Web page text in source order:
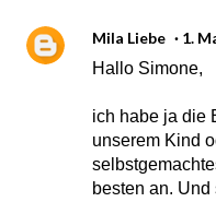
Mila Liebe
1.
Hallo Simone,
ich habe ja die
unserem Kind
besten an.